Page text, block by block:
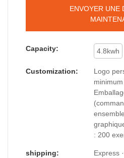
au lithium Lifepo4 Power Wall
200ah 10kwh Powerwall Tesla
d'énergie.
ENVOYER UNE
Capacity: 4.8kwh
Customization:
Logo
: 200
shipping:
Express